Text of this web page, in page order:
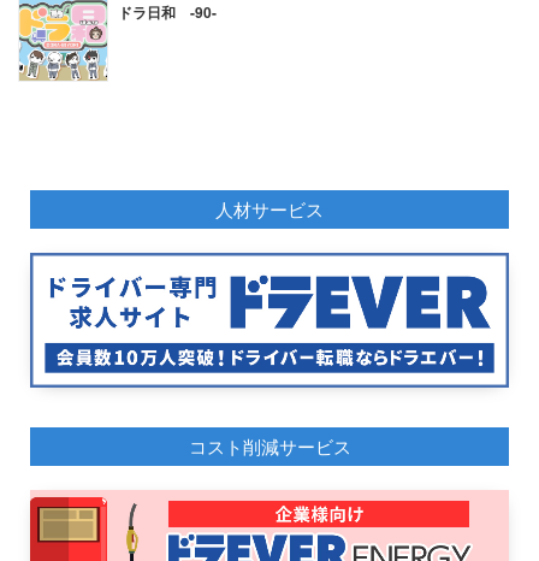
ドラ日和 -90-
人材サービス
コスト削減サービス